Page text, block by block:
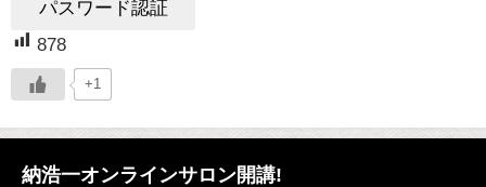
878
+1
納浩一オンラインサロン開講!